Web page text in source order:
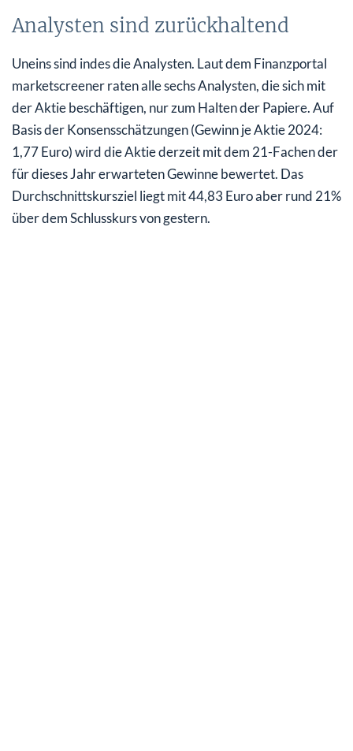
Analysten sind zurückhaltend
Uneins sind indes die Analysten. Laut dem Finanzportal
marketscreener raten alle sechs Analysten, die sich mit
der Aktie beschäftigen, nur zum Halten der Papiere. Auf
Basis der Konsensschätzungen (Gewinn je Aktie 2024:
1,77 Euro) wird die Aktie derzeit mit dem 21-Fachen der
für dieses Jahr erwarteten Gewinne bewertet. Das
Durchschnittskursziel liegt mit 44,83 Euro aber rund 21%
über dem Schlusskurs von gestern.